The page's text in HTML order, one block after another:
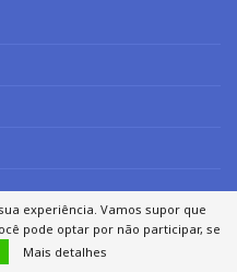
experiência. Vamos supor que
pode optar por não participar, se
Mais detalhes